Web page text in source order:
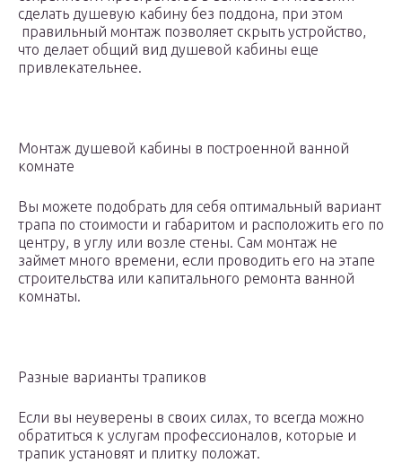
сделать душевую кабину без поддона, при этом
правильный монтаж позволяет скрыть устройство,
что делает общий вид душевой кабины еще
привлекательнее.
Монтаж душевой кабины в построенной ванной
комнате
Вы можете подобрать для себя оптимальный вариант
трапа по стоимости и габаритом и расположить его по
центру, в углу или возле стены. Сам монтаж не
займет много времени, если проводить его на этапе
строительства или капитального ремонта ванной
комнаты.
Разные варианты трапиков
Если вы неуверены в своих силах, то всегда можно
обратиться к услугам профессионалов, которые и
трапик установят и плитку положат.